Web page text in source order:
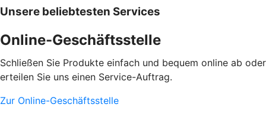
Unsere beliebtesten Services
Online-Geschäftsstelle
Schließen Sie Produkte einfach und bequem online ab oder
erteilen Sie uns einen Service-Auftrag.
Zur Online-Geschäftsstelle